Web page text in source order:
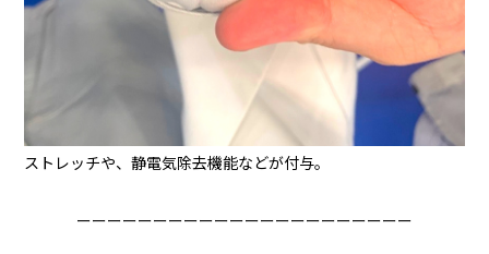
ストレッチや、静電気除去機能などが付与。
ーーーーーーーーーーーーーーーーーーーーーー